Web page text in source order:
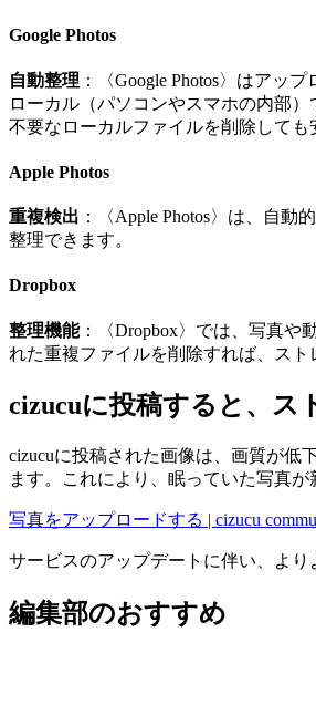
Google Photos
自動整理 ：〈Google Photos〉はアッ
ローカル（パソコンやスマホの内部
不要なローカルファイルを削除しても
Apple Photos
重複検出 ：〈Apple Photos〉は、自
整理できます。
Dropbox
整理機能：〈Dropbox〉では、写真や
れた重複ファイルを削除すれば、スト
cizucuに投稿すると、ス
cizucuに投稿された画像は、画質が低
ます。これにより、眠っていた写真
写真をアップロードする | cizucu
サービスのアップデートに伴い、よ
編集部のおすすめ